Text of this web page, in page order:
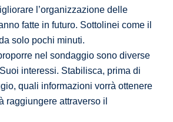
l’organizzazione delle
fatte in futuro. Sottolinei come il
solo pochi minuti.
nel sondaggio sono diverse
interessi. Stabilisca, prima di
quali informazioni vorrà ottenere
raggiungere attraverso il